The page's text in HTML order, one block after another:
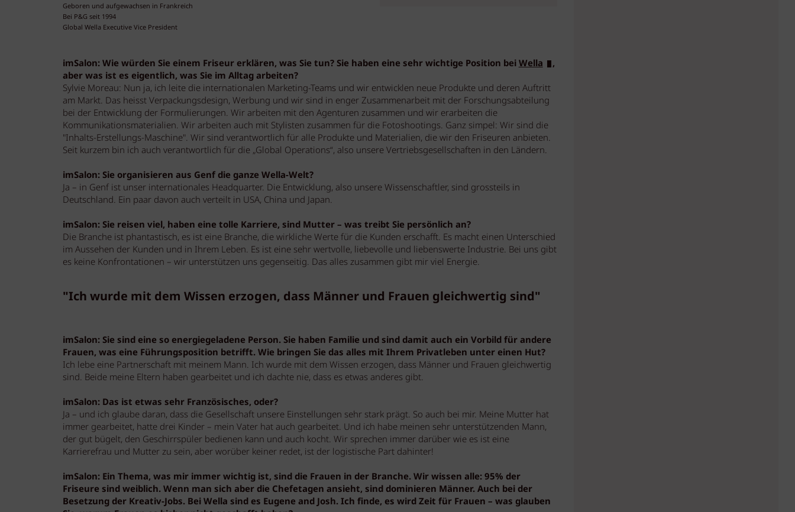
Geboren und aufgewachsen in Frankreich
Bei P&G seit 1994
Global Wella Executive Vice President
imSalon: Wie würden Sie einem Friseur erklären, was Sie tun? Sie haben eine sehr wichtige Position beiWella
,
aber was ist es eigentlich, was Sie im Alltag arbeiten?
Sylvie Moreau: Nun ja, ich leite die internationalen Marketing-Teams und wir entwicklen neue Produkte und deren Auftritt
am Markt. Das heisst Verpackungsdesign, Werbung und wir sind in enger Zusammenarbeit mit der Forschungsabteilung
bei der Entwicklung der Formulierungen. Wir arbeiten mit den Agenturen zusammen und wir erarbeiten die
Kommunikationsmaterialien. Wir arbeiten auch mit Stylisten zusammen für die Fotoshootings. Ganz simpel: Wir sind die
"Inhalts-Erstellungs-Maschine". Wir sind verantwortlich für alle Produkte und Materialien, die wir den Friseuren anbieten.
Seit kurzem bin ich auch verantwortlich für die „Global Operations“, also unsere Vertriebsgesellschaften in den Ländern.
imSalon: Sie organisieren aus Genf die ganze Wella-Welt?
Ja – in Genf ist unser internationales Headquarter. Die Entwicklung, also unsere Wissenschaftler, sind grossteils in
Deutschland. Ein paar davon auch verteilt in USA, China und Japan.
imSalon: Sie reisen viel, haben eine tolle Karriere, sind Mutter – was treibt Sie persönlich an?
Die Branche ist phantastisch, es ist eine Branche, die wirkliche Werte für die Kunden erschafft. Es macht einen Unterschied
im Aussehen der Kunden und in Ihrem Leben. Es ist eine sehr wertvolle, liebevolle und liebenswerte Industrie. Bei uns gibt
es keine Konfrontationen – wir unterstützen uns gegenseitig. Das alles zusammen gibt mir viel Energie.
"Ich wurde mit dem Wissen erzogen, dass Männer und Frauen gleichwertig sind"
imSalon: Sie sind eine so energiegeladene Person. Sie haben Familie und sind damit auch ein Vorbild für andere
Frauen, was eine Führungsposition betrifft. Wie bringen Sie das alles mit Ihrem Privatleben unter einen Hut?
Ich lebe eine Partnerschaft mit meinem Mann. Ich wurde mit dem Wissen erzogen, dass Männer und Frauen gleichwertig
sind. Beide meine Eltern haben gearbeitet und ich dachte nie, dass es etwas anderes gibt.
imSalon: Das ist etwas sehr Französisches, oder?
Ja – und ich glaube daran, dass die Gesellschaft unsere Einstellungen sehr stark prägt. So auch bei mir. Meine Mutter hat
immer gearbeitet, hatte drei Kinder – mein Vater hat auch gearbeitet. Und ich habe meinen sehr unterstützenden Mann,
der gut bügelt, den Geschirrspüler bedienen kann und auch kocht. Wir sprechen immer darüber wie es ist eine
Karrierefrau und Mutter zu sein, aber worüber keiner redet, ist der logistische Part dahinter!
imSalon: Ein Thema, was mir immer wichtig ist, sind die Frauen in der Branche. Wir wissen alle: 95% der
Friseure sind weiblich. Wenn man sich aber die Chefetagen ansieht, sind dominieren Männer. Auch bei der
Besetzung der Kreativ-Jobs. Bei Wella sind es Eugene and Josh. Ich finde, es wird Zeit für Frauen – was glauben